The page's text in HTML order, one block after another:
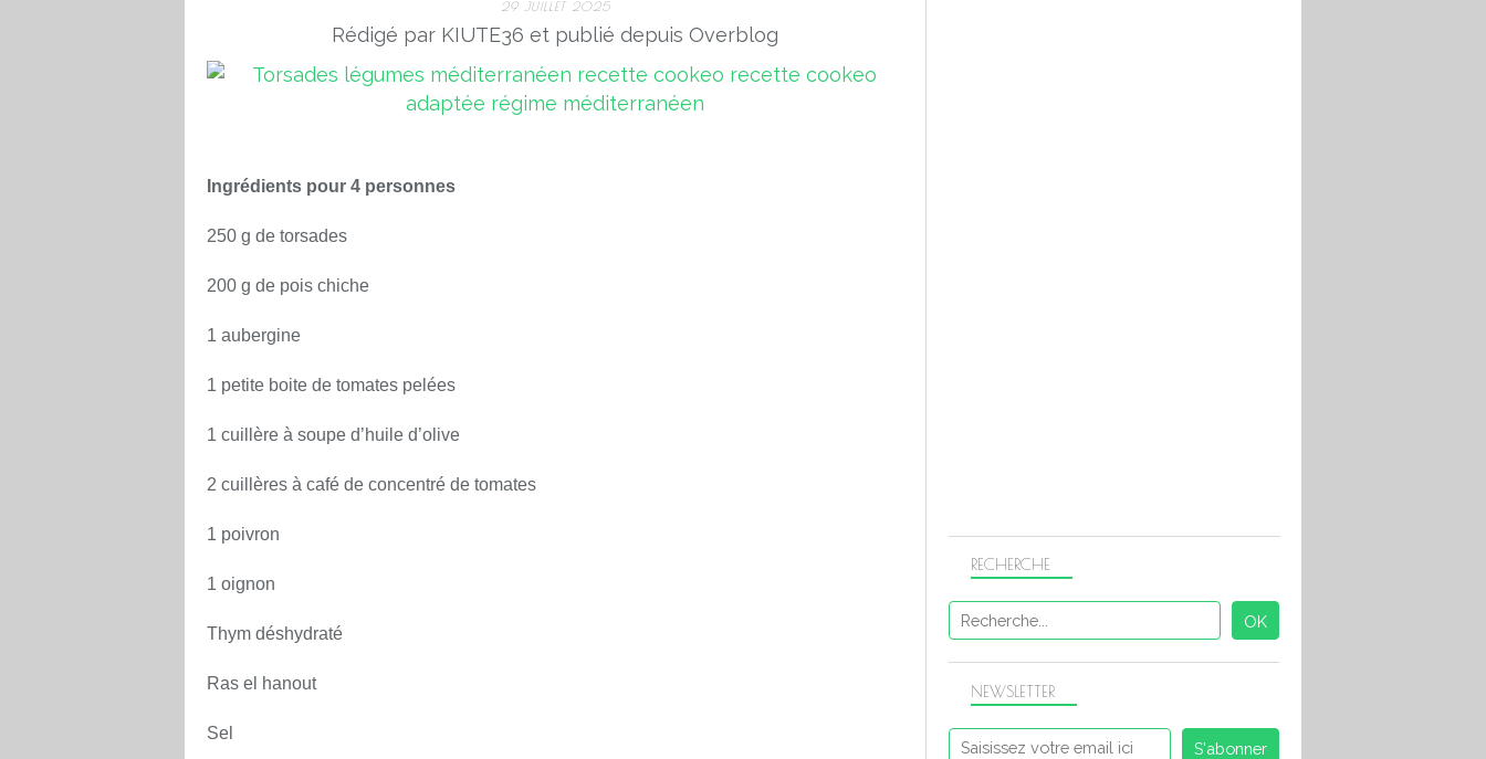
29 JUILLET 2025
Rédigé par KIUTE36 et publié depuis Overblog
Ingrédients pour 4 personnes
250 g de torsades
200 g de pois chiche
1 aubergine
1 petite boite de tomates pelées
1 cuillère à soupe d’huile d’olive
2 cuillères à café de concentré de tomates
1 poivron
1 oignon
Thym déshydraté
Ras el hanout
Sel
NEWSLETTER
RECHERCHE